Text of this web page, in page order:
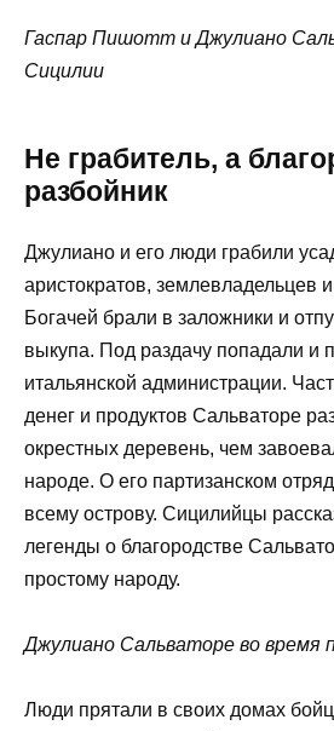
Гаспар Пишотт и Джулиано
Сицилии
Не грабитель, а
разбойник
Джулиано и его люди грабили
аристократов, землевладельцев
Богачей брали в заложники и
выкупа. Под раздачу попадали и
итальянской администрации.
денег и продуктов Сальваторе
окрестных деревень, чем
народе. О его партизанском
всему острову. Сицилийцы
легенды о благородстве
простому народу.
Джулиано Сальваторе во время
Люди прятали в своих домах